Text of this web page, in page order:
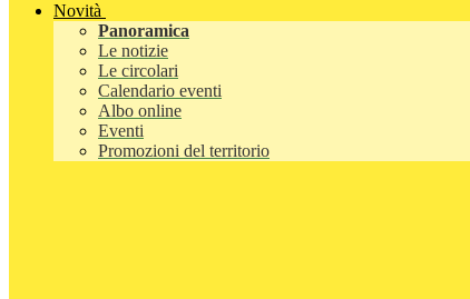
Novità
Panoramica
Le notizie
Le circolari
Calendario eventi
Albo online
Eventi
Promozioni del territorio